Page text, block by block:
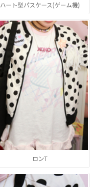
ハート型パスケース(ゲーム機)
ロンT